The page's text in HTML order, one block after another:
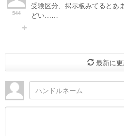
544
受験区分、掲示板みてるとあ
どい……
最新に